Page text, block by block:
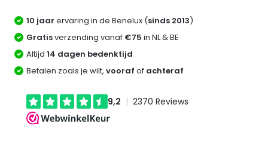
10 jaar ervaring in de Benelux (sinds 2013)
Gratisverzending vanaf €75 in NL & BE
Altijd14 dagen bedenktijd
Betalen zoals je wilt,vooraf of achteraf